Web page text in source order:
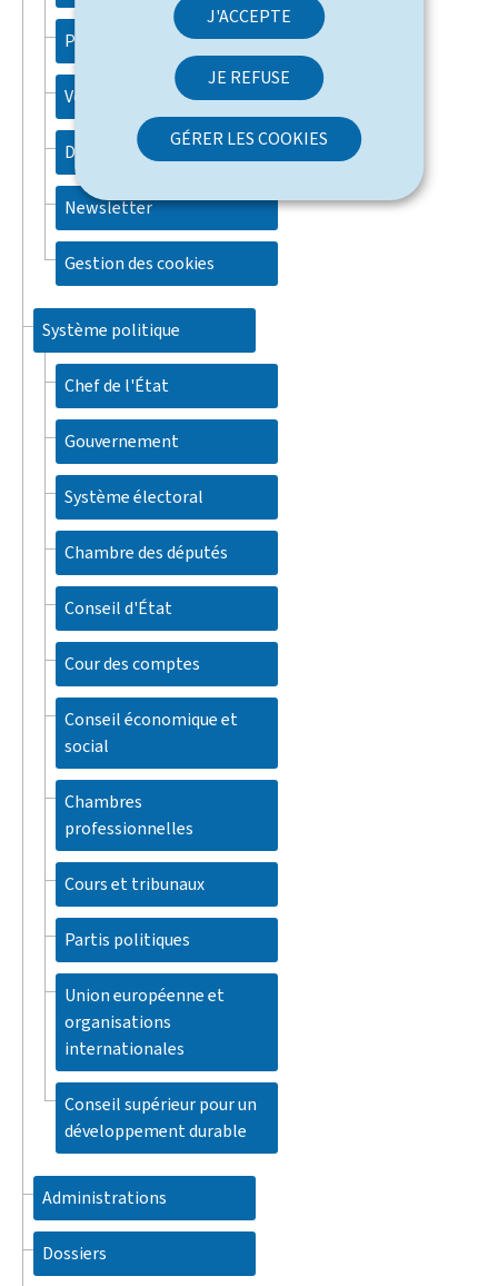
J'ACCEPTE
JE REFUSE
GÉRER LES COOKIES
Plan du site
Votre commande
Déclaration d'accessibilité
Newsletter
Gestion des cookies
Système politique
Chef de l'État
Gouvernement
Système électoral
Chambre des députés
Conseil d'État
Cour des comptes
Conseil économique et
social
Chambres
professionnelles
Cours et tribunaux
Partis politiques
Union européenne et
organisations
internationales
Conseil supérieur pour un
développement durable
Administrations
Dossiers